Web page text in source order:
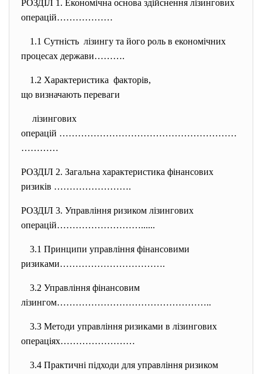
РОЗДІЛ 1. Економічна основа здійснення лізингових
операцій………………
1.1 Сутність лізингу та його роль в економічних
процесах держави……….
1.2 Характеристика факторів,
що визначають переваги
лізингових
операцій …………………………………………………
…………
РОЗДІЛ 2. Загальна характеристика фінансових
ризиків …………………….
РОЗДІЛ 3. Управління ризиком лізингових
операцій………………………......
3.1 Принципи управління фінансовими
ризиками…………………………….
3.2 Управління фінансовим
лізингом…………………………………………..
3.3 Методи управління ризиками в лізингових
операціях……………………
3.4 Практичні підходи для управління ризиком